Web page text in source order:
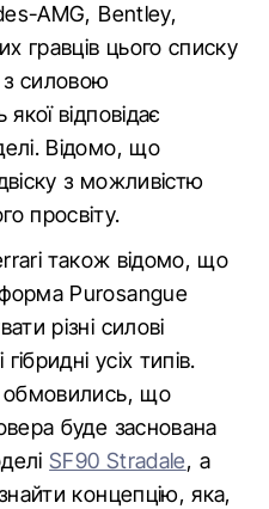
AMG, Bentley,
гравців цього списку
силовою
відповідає
Відомо, що
з можливістю
просвіту.
також відомо, що
Purosangue
різні силові
усіх типів.
обмовились, що
буде заснована
SF90 Stradale, а
концепцію, яка,